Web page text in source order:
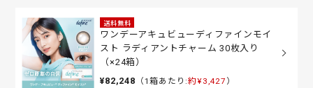
送料無料
ワンデーアキュビューディファインモイ
スト ラディアントチャーム 30枚入り
（×24箱）
¥82,248 （1箱あたり:約¥3,427 ）